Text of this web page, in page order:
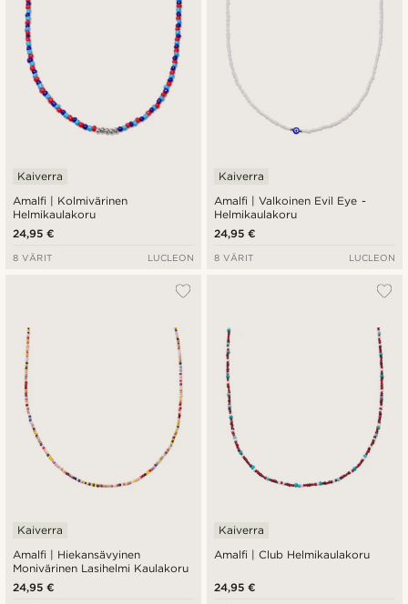
Amalfi | Kolmivärinen
Helmikaulakoru
Kaiverra
24,95 €
8 VÄRIT LUCLEON
Amalfi | Valkoinen Evil Eye -
Helmikaulakoru
Kaiverra
24,95 €
8 VÄRIT LUCLEON
Amalfi | Hiekansävyinen
Monivärinen Lasihelmi Kaulakoru
Kaiverra
24,95 €
Amalfi | Club Helmikaulakoru
Kaiverra
24,95 €